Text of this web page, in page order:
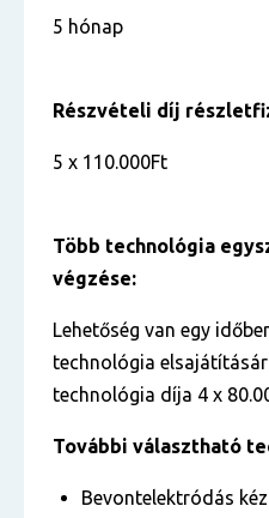
5 hónap
Részvételi díj
5 x 110.000Ft
Több technológia
végzése:
Lehetőség van egy
technológia
technológia díja 4 x
További választható
Bevontelektródás